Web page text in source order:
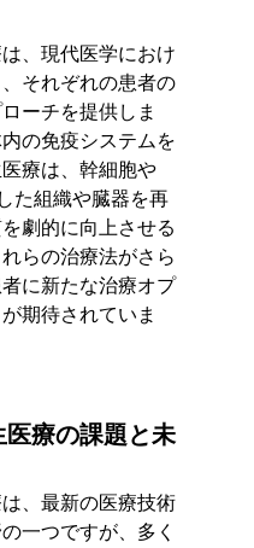
、現代医学におけ
それぞれの患者の
ーチを提供しま
の免疫システムを
療は、幹細胞や
た組織や臓器を再
劇的に向上させる
らの治療法がさら
に新たな治療オプ
期待されていま
療の課題と未
、最新の医療技術
一つですが、多く